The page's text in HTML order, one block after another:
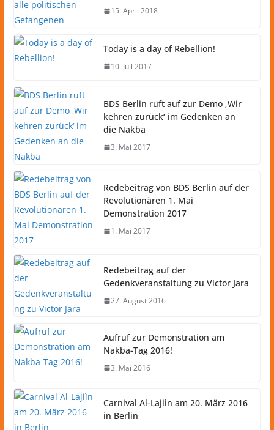
15. April 2018
Today is a day of Rebellion!
10. Juli 2017
BDS Berlin ruft auf zur Demo ‚Wir
kehren zurück‘ im Gedenken an
die Nakba
3. Mai 2017
Redebeitrag von BDS Berlin auf der
Revolutionären 1. Mai
Demonstration 2017
1. Mai 2017
Redebeitrag auf der
Gedenkveranstaltung zu Victor Jara
27. August 2016
Aufruf zur Demonstration am
Nakba-Tag 2016!
3. Mai 2016
Carnival Al-Lajiìn am 20. März 2016
in Berlin